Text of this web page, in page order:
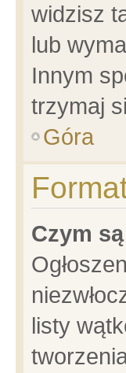
widzisz
lub
Innym
trzymaj
Góra
Czym
listy